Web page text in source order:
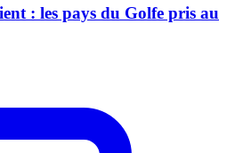
: les pays du Golfe pris au